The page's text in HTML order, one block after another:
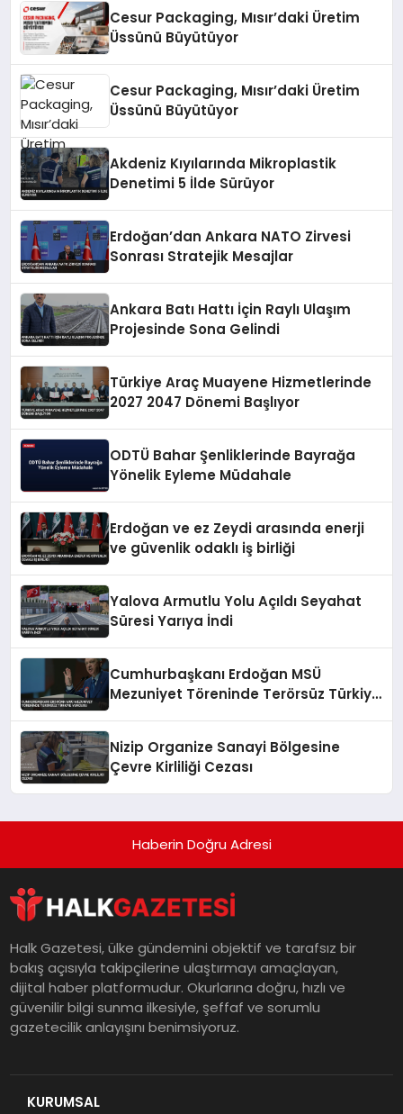
Cesur Packaging, Mısır’daki Üretim
Üssünü Büyütüyor
Cesur Packaging, Mısır’daki Üretim
Üssünü Büyütüyor
Akdeniz Kıyılarında Mikroplastik
Denetimi 5 İlde Sürüyor
Erdoğan’dan Ankara NATO Zirvesi
Sonrası Stratejik Mesajlar
Ankara Batı Hattı İçin Raylı Ulaşım
Projesinde Sona Gelindi
Türkiye Araç Muayene Hizmetlerinde
2027 2047 Dönemi Başlıyor
ODTÜ Bahar Şenliklerinde Bayrağa
Yönelik Eyleme Müdahale
Erdoğan ve ez Zeydi arasında enerji
ve güvenlik odaklı iş birliği
Yalova Armutlu Yolu Açıldı Seyahat
Süresi Yarıya İndi
Cumhurbaşkanı Erdoğan MSÜ
Mezuniyet Töreninde Terörsüz Türkiye
Nizip Organize Sanayi Bölgesine
Çevre Kirliliği Cezası
Haberin Doğru Adresi
Halk Gazetesi, ülke gündemini objektif ve tarafsız bir
bakış açısıyla takipçilerine ulaştırmayı amaçlayan,
dijital haber platformudur. Okurlarına doğru, hızlı ve
güvenilir bilgi sunma ilkesiyle, şeffaf ve sorumlu
gazetecilik anlayışını benimsiyoruz.
KURUMSAL